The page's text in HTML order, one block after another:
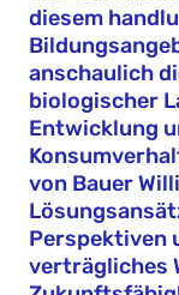
diesem
anschaulich
biologischer
Entwicklung
von Bauer
Perspektiven
verträgliches